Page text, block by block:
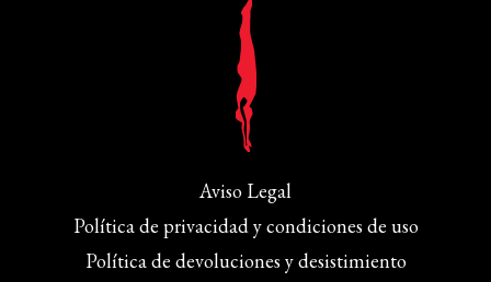
Aviso Legal
Política de privacidad y condiciones de uso
Política de devoluciones y desistimiento